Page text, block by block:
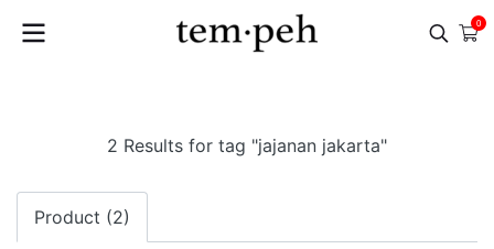
0
2 Results for tag "jajanan jakarta"
Product (2)